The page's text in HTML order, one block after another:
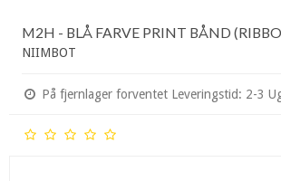
M2H - BLÅ FARVE PRINT BÅND
NIIMBOT
På fjernlager forventet Leveringstid: 2-3